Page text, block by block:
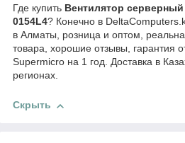
Где купить Вентилятор
0154L4? Конечно в
в Алматы, розница и оптом,
товара, хорошие отзывы, гарантия
Supermicro на 1 год. Доставка в
регионах.
Скрыть